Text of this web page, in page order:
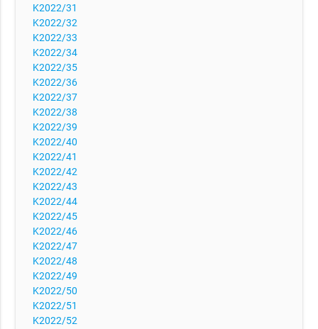
K2022/31
K2022/32
K2022/33
K2022/34
K2022/35
K2022/36
K2022/37
K2022/38
K2022/39
K2022/40
K2022/41
K2022/42
K2022/43
K2022/44
K2022/45
K2022/46
K2022/47
K2022/48
K2022/49
K2022/50
K2022/51
K2022/52